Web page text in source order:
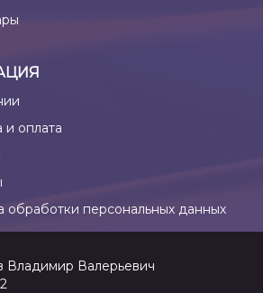
и оплата
обработки персональных данных
Валерьевич